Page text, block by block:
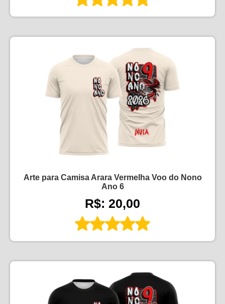
Arte para Camisa Arara Vermelha Voo do Nono
Ano 6
R$: 20,00